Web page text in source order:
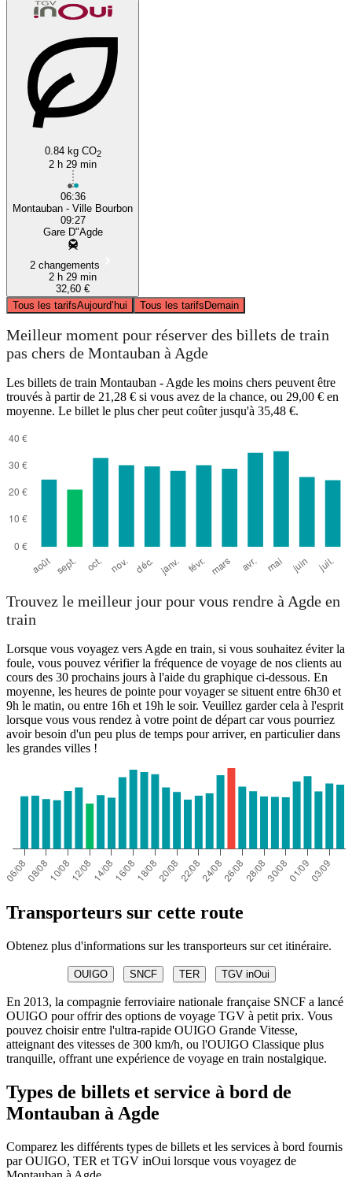
0.84 kg CO2
2 h 29 min
06:36
Montauban - Ville Bourbon
09:27
Gare D"Agde
2 changements
2 h 29 min
32,60 €
Tous les tarifsAujourd’hui Tous les tarifsDemain
Meilleur moment pour réserver des billets de train
pas chers de Montauban à Agde
Les billets de train Montauban - Agde les moins chers peuvent être
trouvés à partir de 21,28 € si vous avez de la chance, ou 29,00 € en
moyenne. Le billet le plus cher peut coûter jusqu'à 35,48 €.
Trouvez le meilleur jour pour vous rendre à Agde en
train
Lorsque vous voyagez vers Agde en train, si vous souhaitez éviter la
foule, vous pouvez vérifier la fréquence de voyage de nos clients au
cours des 30 prochains jours à l'aide du graphique ci-dessous. En
moyenne, les heures de pointe pour voyager se situent entre 6h30 et
9h le matin, ou entre 16h et 19h le soir. Veuillez garder cela à l'esprit
lorsque vous vous rendez à votre point de départ car vous pourriez
avoir besoin d'un peu plus de temps pour arriver, en particulier dans
les grandes villes !
Transporteurs sur cette route
Obtenez plus d'informations sur les transporteurs sur cet itinéraire.
OUIGO SNCF TER TGV inOui
En 2013, la compagnie ferroviaire nationale française SNCF a lancé
OUIGO pour offrir des options de voyage TGV à petit prix. Vous
pouvez choisir entre l'ultra-rapide OUIGO Grande Vitesse,
atteignant des vitesses de 300 km/h, ou l'OUIGO Classique plus
tranquille, offrant une expérience de voyage en train nostalgique.
Types de billets et service à bord de
Montauban à Agde
Comparez les différents types de billets et les services à bord fournis
par OUIGO, TER et TGV inOui lorsque vous voyagez de